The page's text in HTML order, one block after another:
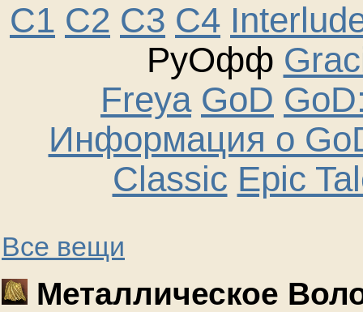
C1 C2 C3 C4
РуОфф
Freya GoD
Информация о
Classic Epic
Все вещи
Металлическое